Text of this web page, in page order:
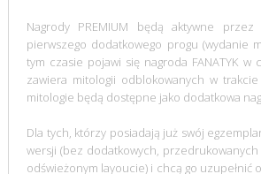
Nagrody PREMIUM będą aktywne
pierwszego dodatkowego progu (wydanie
tym czasie pojawi się nagroda FANATYK w
zawiera mitologii odblokowanych w trakcie
mitologie będą dostępne jako dodatkowa
Dla tych, którzy posiadają już swój
wersji (bez dodatkowych,
odświeżonym layoucie) i chcą go uzupełnić